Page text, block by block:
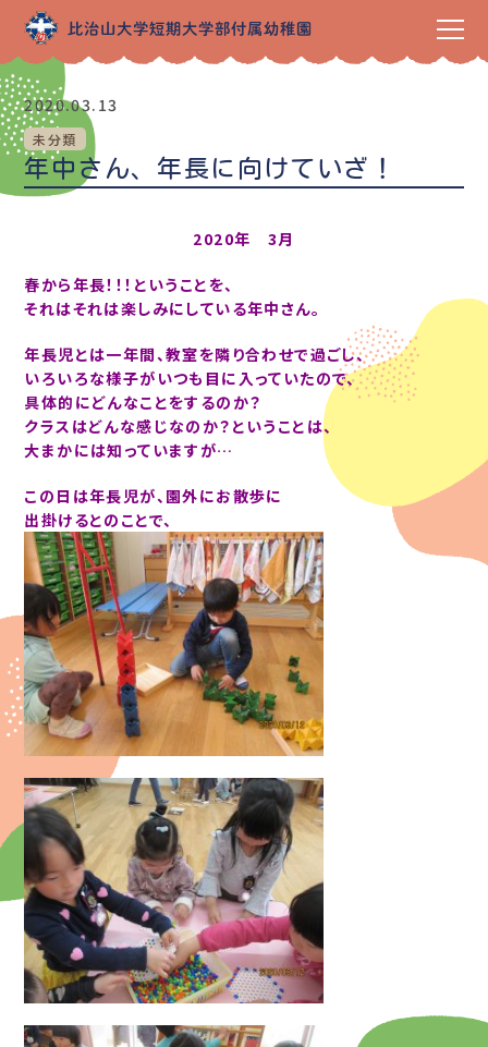
2020.03.13
未分類
年中さん、年長に向けていざ！
2020年 3月
春から年長！！！ということを、
それはそれは楽しみにしている年中さん。
年長児とは一年間、教室を隣り合わせで過ごし、
いろいろな様子がいつも目に入っていたので、
具体的にどんなことをするのか？
クラスはどんな感じなのか？ということは、
大まかには知っていますが…
この日は年長児が、園外にお散歩に
出掛けるとのことで、